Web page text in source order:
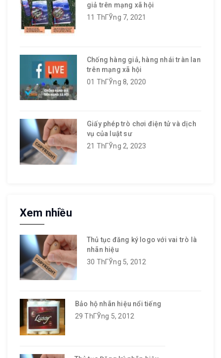
giả trên mạng xã hội
11 ThГЎng 7, 2021
Chống hàng giả, hàng nhái tràn lan
trên mạng xã hội
01 ThГЎng 8, 2020
Giấy phép trò chơi điện tử và dịch
vụ của luật sư
21 ThГЎng 2, 2023
Xem nhiều
Thủ tục đăng ký logo với vai trò là
nhãn hiệu
30 ThГЎng 5, 2012
Bảo hộ nhãn hiệu nổi tiếng
29 ThГЎng 5, 2012